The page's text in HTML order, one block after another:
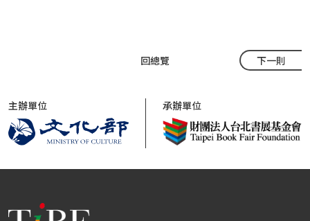
回總覽 下一則
主辦單位 承辦單位